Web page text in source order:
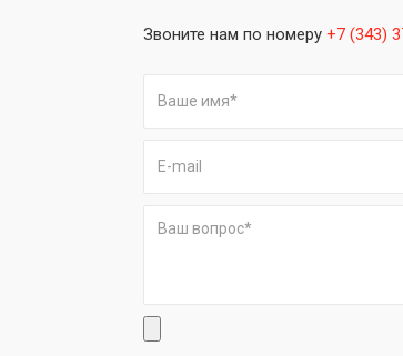
Звоните нам по номеру +7 (343)